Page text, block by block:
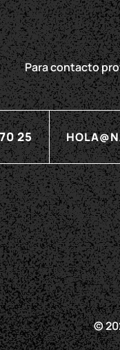
Para contacto
25
©